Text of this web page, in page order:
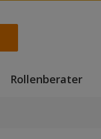
Rollenberater